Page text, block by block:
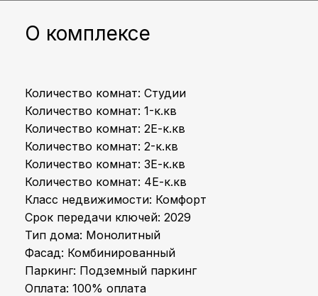
О комплексе
Количество комнат: Студии
Количество комнат: 1-к.кв
Количество комнат: 2Е-к.кв
Количество комнат: 2-к.кв
Количество комнат: 3Е-к.кв
Количество комнат: 4Е-к.кв
Класс недвижимости: Комфорт
Срок передачи ключей: 2029
Тип дома: Монолитный
Фасад: Комбинированный
Паркинг: Подземный паркинг
Оплата: 100% оплата